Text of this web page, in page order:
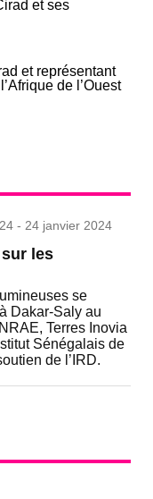
et ses
et représentant
de l’Ouest
- 24 janvier 2024
les
se
Dakar-Saly au
Terres Inovia
Sénégalais de
de l’IRD.